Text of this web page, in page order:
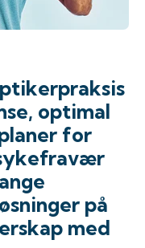
optimal
for
på
med